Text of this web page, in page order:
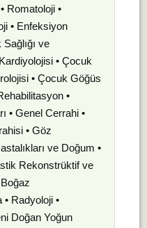
Romatoloji •
• Enfeksiyon
ve
• Çocuk
• Çocuk Göğüs
•
• Genel Cerrahi •
• Göz
ve Doğum •
Rekonstrüktif ve
• Radyoloji •
Doğan Yoğun